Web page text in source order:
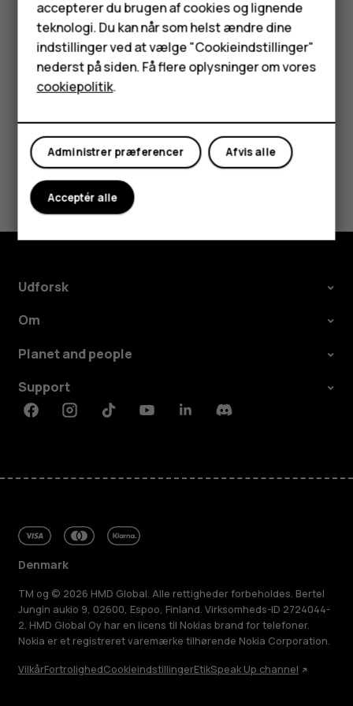
Tilbehør
HMD Terra M
Tablets
Min konto
Stop dataroaming
Tryk påIndstillinger> Netværk og internet>Mobilnetværk
og slåRoamingfra.
Synes du, dette var nyttigt?
Ja Nej
Udforsk
Om
Planet and people
Support
FacebookInstagramTiktokYoutubeLinkedinDiscord
Denmark
TM og © 2026 HMD Global. Alle rettigheder forbeholdes. Bertel
Jungin aukio 9, 02600, Espoo, Finland. Virksomheds-ID 2724044-
2. HMD Global Oy har en licens til Nokias brand for telefoner.
Nokia er et registreret varemærke tilhørende Nokia Corporation.
VilkårFortrolighedCookieindstillingerEtikSpeak Up channel
accepterer du brugen af cookies og lignende
teknologi. Du kan når som helst ændre dine
indstillinger ved at vælge "Cookieindstillinger"
nederst på siden. Få flere oplysninger om vores
cookiepolitik.
Afvis alle
Administrer præferencer
Acceptér alle